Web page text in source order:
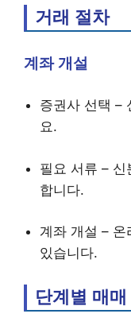
거래 절차
계좌 개설
증권사 선택 –
요.
필요 서류 –
합니다.
계좌 개설 –
있습니다.
단계별 매매